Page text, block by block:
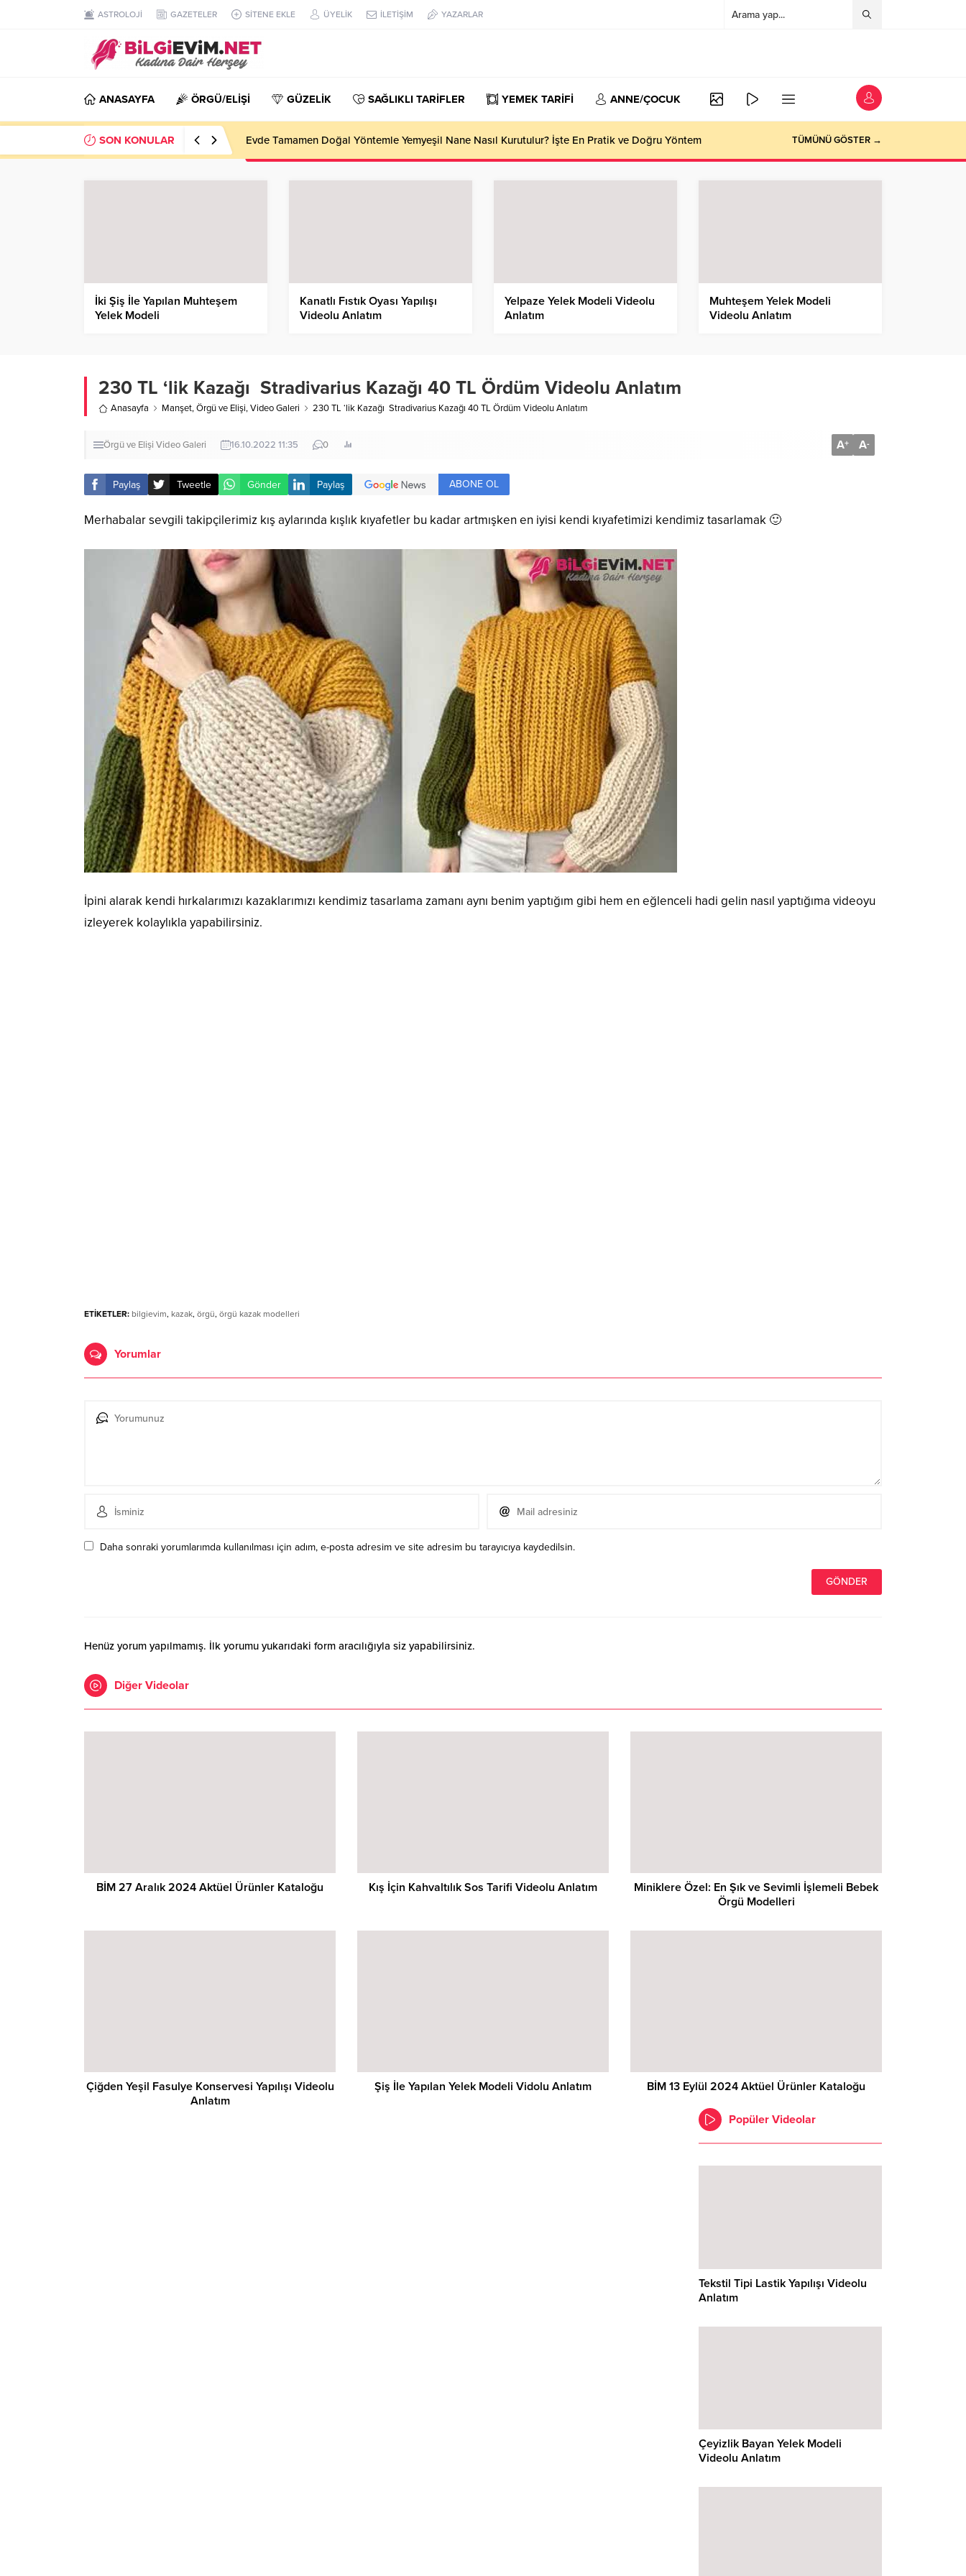
ASTROLOJİ GAZETELER SİTENE EKLE ÜYELİK İLETİŞİM YAZARLAR
ANASAYFA ÖRGÜ/ELİŞİ GÜZELİK SAĞLIKLI TARİFLER YEMEK TARİFİ ANNE/ÇOCUK
SON KONULAR Evde Tamamen Doğal Yöntemle Yemyeşil Nane Nasıl Kurutulur? İşte En Pratik ve Doğru Yöntem TÜMÜNÜ GÖSTER →
İki Şiş İle Yapılan Muhteşem
Yelek Modeli
Kanatlı Fıstık Oyası Yapılışı
Videolu Anlatım
Yelpaze Yelek Modeli Videolu
Anlatım
Muhteşem Yelek Modeli
Videolu Anlatım
230 TL ‘lik Kazağı Stradivarius Kazağı 40 TL Ördüm Videolu Anlatım
Anasayfa Manşet,Örgü ve Elişi,Video Galeri 230 TL ‘lik Kazağı Stradivarius Kazağı 40 TL Ördüm Videolu Anlatım
Örgü ve Elişi Video Galeri 16.10.2022 11:35 0 A+ A-
Paylaş Tweetle Gönder Paylaş ABONE OL
Merhabalar sevgili takipçilerimiz kış aylarında kışlık kıyafetler bu kadar artmışken en iyisi kendi kıyafetimizi kendimiz tasarlamak 🙂
İpini alarak kendi hırkalarımızı kazaklarımızı kendimiz tasarlama zamanı aynı benim yaptığım gibi hem en eğlenceli hadi gelin nasıl yaptığıma videoyu
izleyerek kolaylıkla yapabilirsiniz.
ETİKETLER: bilgievim, kazak, örgü, örgü kazak modelleri
Yorumlar
Daha sonraki yorumlarımda kullanılması için adım, e-posta adresim ve site adresim bu tarayıcıya kaydedilsin.
Henüz yorum yapılmamış. İlk yorumu yukarıdaki form aracılığıyla siz yapabilirsiniz.
Diğer Videolar
BİM 27 Aralık 2024 Aktüel Ürünler Kataloğu Kış İçin Kahvaltılık Sos Tarifi Videolu Anlatım
Miniklere Özel: En Şık ve Sevimli İşlemeli Bebek
Örgü Modelleri
Çiğden Yeşil Fasulye Konservesi Yapılışı Videolu
Anlatım
Şiş İle Yapılan Yelek Modeli Vidolu Anlatım BİM 13 Eylül 2024 Aktüel Ürünler Kataloğu
Popüler Videolar
Tekstil Tipi Lastik Yapılışı Videolu
Anlatım
Çeyizlik Bayan Yelek Modeli
Videolu Anlatım